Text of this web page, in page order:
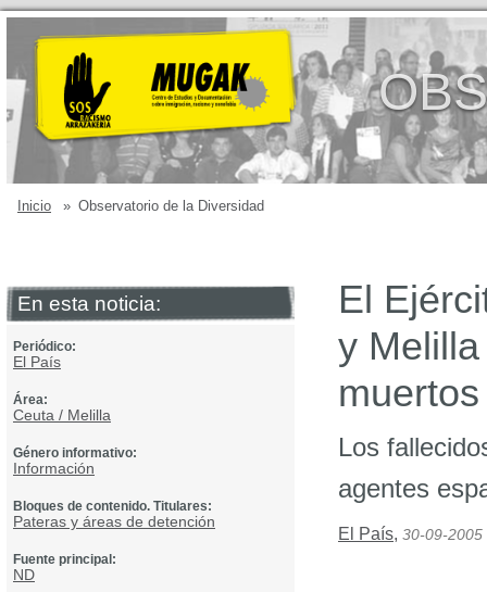
Inicio » Observatorio de la Diversidad
En esta noticia:
Periódico:
El País
Área:
Ceuta / Melilla
Género informativo:
Información
Bloques de contenido. Titulares:
Pateras y áreas de detención
Fuente principal:
ND
El
y
muertos
Los
agentes
El País, 30-09-2005